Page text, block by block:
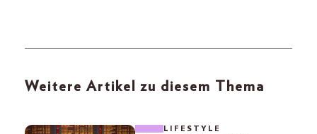
Weitere Artikel zu diesem Thema
LIFESTYLE